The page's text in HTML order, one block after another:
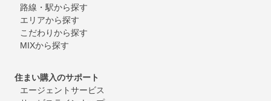
路線・駅から探す
エリアから探す
こだわりから探す
MIXから探す
住まい購入のサポート
エージェントサービス